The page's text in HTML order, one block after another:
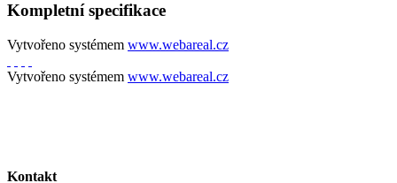
Kompletní specifikace
Vytvořeno systémem www.webareal.cz
Vytvořeno systémem www.webareal.cz
Kontakt